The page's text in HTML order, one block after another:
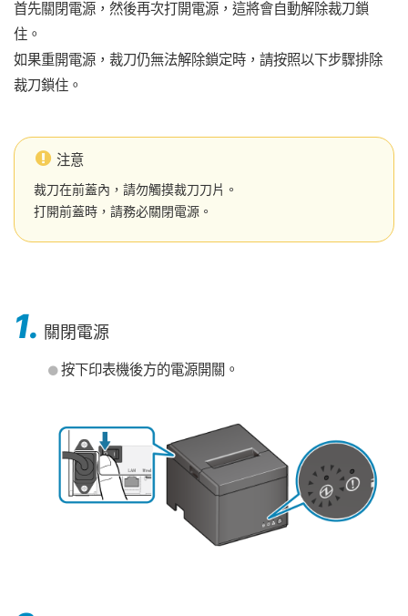
首先關閉電源，然後再次打開電源，這將會自動解除裁刀鎖
住。
如果重開電源，裁刀仍無法解除鎖定時，請按照以下步驟排除
裁刀鎖住。
注意
裁刀在前蓋內，請勿觸摸裁刀刀片。
打開前蓋時，請務必關閉電源。
1. 關閉電源
按下印表機後方的電源開關。